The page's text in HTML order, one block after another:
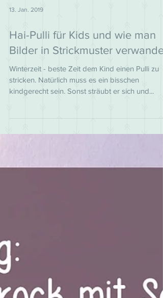
Hai-Pulli für Kids und wie man
Bilder in Strickmuster
Winterzeit - beste Zeit dem Kind einen Pulli zu
stricken. Natürlich muss es ein bisschen